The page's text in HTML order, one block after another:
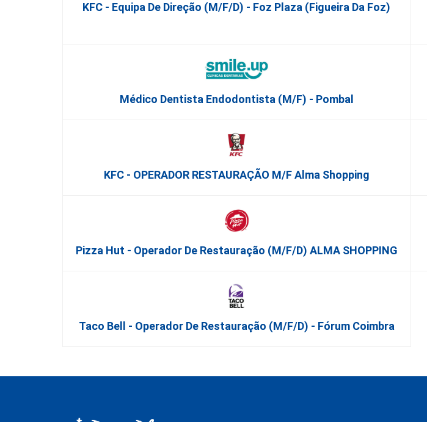
KFC - Equipa De Direção (m/f/d) - Foz Plaza (Figueira Da Foz)
Médico Dentista Endodontista (M/F) - Pombal
KFC - OPERADOR RESTAURAÇÃO M/F Alma Shopping
Pizza Hut - Operador De Restauração (m/f/d) ALMA SHOPPING
Taco Bell - Operador De Restauração (m/f/d) - Fórum Coimbra